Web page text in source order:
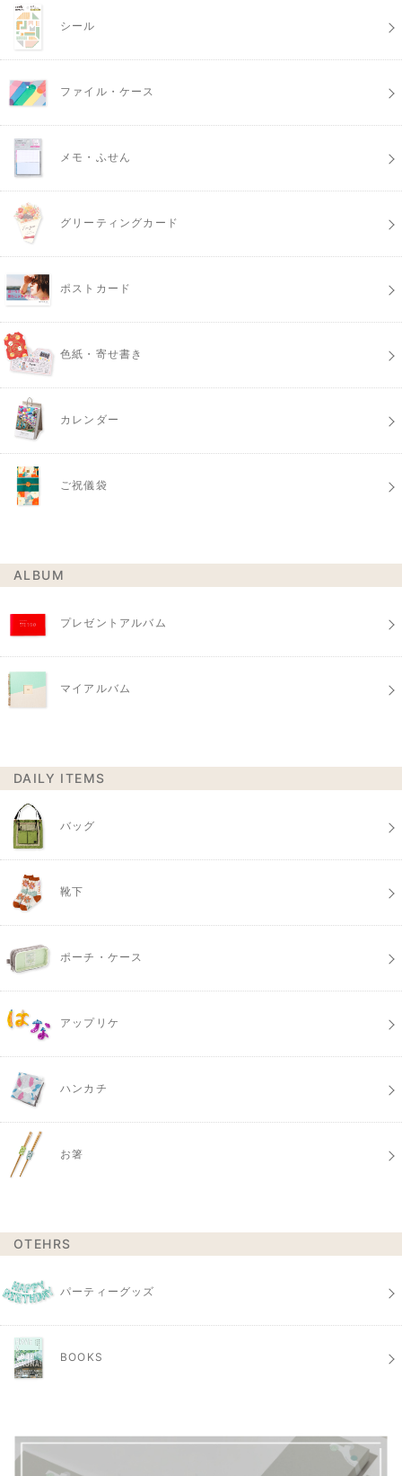
シール
ファイル・ケース
メモ・ふせん
グリーティングカード
ポストカード
色紙・寄せ書き
カレンダー
ご祝儀袋
ALBUM
プレゼントアルバム
マイアルバム
DAILY ITEMS
バッグ
靴下
ポーチ・ケース
アップリケ
ハンカチ
お箸
OTEHRS
パーティーグッズ
BOOKS